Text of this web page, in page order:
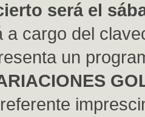
será el
a cargo del
un